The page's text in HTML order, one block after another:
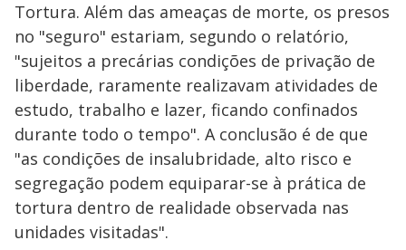
Tortura. Além das ameaças de morte, os presos
no "seguro" estariam, segundo o relatório,
"sujeitos a precárias condições de privação de
liberdade, raramente realizavam atividades de
estudo, trabalho e lazer, ficando confinados
durante todo o tempo". A conclusão é de que
"as condições de insalubridade, alto risco e
segregação podem equiparar-se à prática de
tortura dentro de realidade observada nas
unidades visitadas".